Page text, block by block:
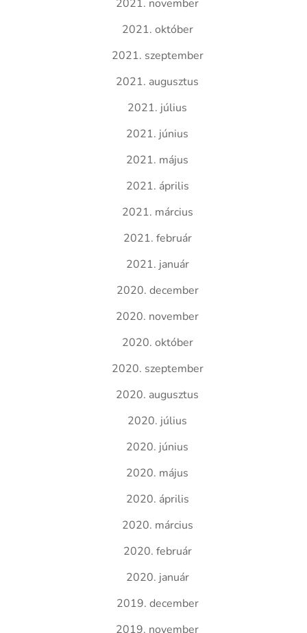
2021. november
2021. október
2021. szeptember
2021. augusztus
2021. július
2021. június
2021. május
2021. április
2021. március
2021. február
2021. január
2020. december
2020. november
2020. október
2020. szeptember
2020. augusztus
2020. július
2020. június
2020. május
2020. április
2020. március
2020. február
2020. január
2019. december
2019. november